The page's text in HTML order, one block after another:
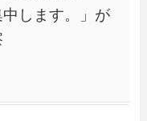
中します。」が